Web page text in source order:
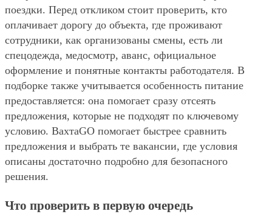
поездки. Перед откликом стоит проверить, кто
оплачивает дорогу до объекта, где проживают
сотрудники, как организованы смены, есть ли
спецодежда, медосмотр, аванс, официальное
оформление и понятные контакты работодателя. В
подборке также учитывается особенность питание
предоставляется: она помогает сразу отсеять
предложения, которые не подходят по ключевому
условию. ВахтаGO помогает быстрее сравнить
предложения и выбрать те вакансии, где условия
описаны достаточно подробно для безопасного
решения.
Что проверить в первую очередь